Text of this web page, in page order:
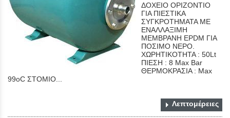
ΔΟΧΕΙΟ ΟΡΙΖΟΝΤΙΟ
ΓΙΑ ΠΙΕΣΤΙΚΑ
ΣΥΓΚΡΟΤΗΜΑΤΑ ΜΕ
ΕΝΑΛΛΑΞΙΜΗ
ΜΕΜΒΡΑΝΗ EPDM ΓΙΑ
ΠΟΣΙΜΟ ΝΕΡΟ.
ΧΩΡΗΤΙΚΟΤΗΤΑ : 50Lt
ΠΙΕΣΗ : 8 Max Bar
ΘΕΡΜΟΚΡΑΣΙΑ : Max
99oC ΣΤΟΜΙΟ...
Λεπτομέρειες